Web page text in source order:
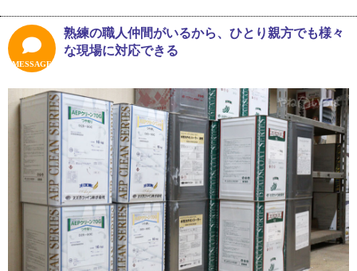
ても大変だったのだとか。大橋さんは、その頃身に付けた
細やかな技術で現在も日々丁寧に施工にあたっています。
今後もこれまで通り、地域のお客さまの困りごとを解決す
るお手伝いを続けていきたいと展望を語ってくれました。
ものがあれば差し替えて、棟の押さえの釘が抜けていたら
打ち直します。板金であれば錆止めを塗るなど屋根材に合
わせて下処理を行い、下塗り・中塗り・上塗りをして仕上
を使用し施工しました。
「雨漏り修理もやっています。まずは漏れている場所を調
べるんだけど、原因を見つけるのはなかなか難しいです
ね。お客さまに話を聞いて、ある程度あたりをつけて探し
ます。実際に水をかけたり、屋根裏に入って確認したりも
しますよ。コーキングで直る程度のものであればうちでや
りますが、下地の木まで腐っている場合もあるので、そう
いう時は大工さんを呼んで一緒に直しています」
MESSAGE
熟練の職人仲間がいるから、ひとり親方でも様々
な現場に対応できる